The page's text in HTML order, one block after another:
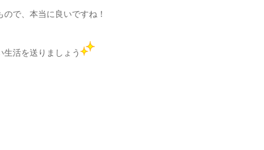
で、本当に良いですね！
生活を送りましょう